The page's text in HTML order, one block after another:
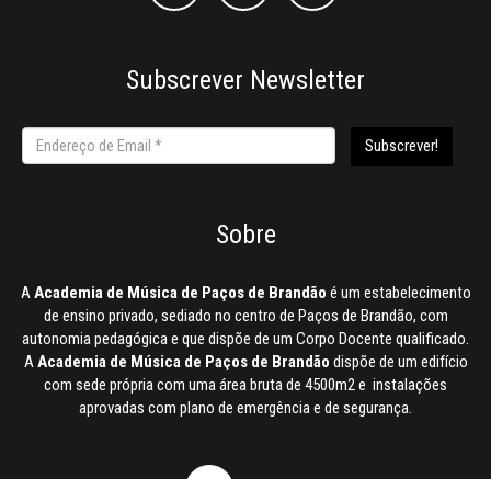
Subscrever Newsletter
Sobre
AAcademia de Música de Paços de Brandão é um estabelecimento
de ensino privado, sediado no centro de Paços de Brandão, com
autonomia pedagógica e que dispõe de um Corpo Docente qualificado.
AAcademia de Música de Paços de Brandão dispõe de um edifício
com sede própria com uma área bruta de 4500m2 e instalações
aprovadas com plano de emergência e de segurança.